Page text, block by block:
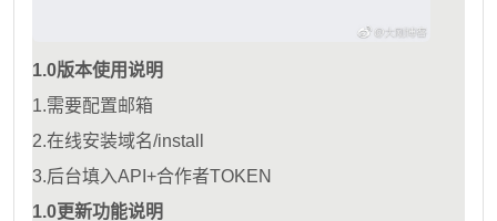
1.0版本使用说明
1.需要配置邮箱
2.在线安装域名/install
3.后台填入API+合作者TOKEN
1.0更新功能说明